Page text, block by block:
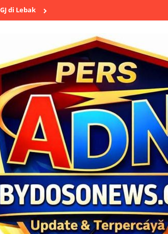
Polsek Cikande Ungkap Aksi Pencurian Besi